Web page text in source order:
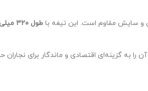
و سایش مقاوم است. این تیغه با طول ۳۲۰ میلی‌متر
آن را به گزینه‌ای اقتصادی و ماندگار برای